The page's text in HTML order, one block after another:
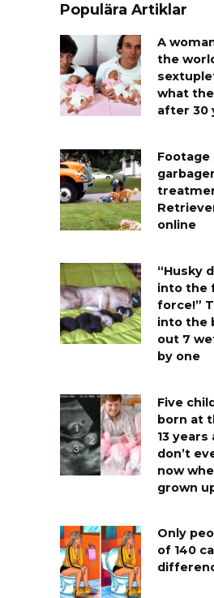
Populära Artiklar
A
the
what
after 30
Footage
online
“Husky
into the
force!”
into the
out 7
by one
Five
born at
13
don’t
now
grown
Only
of 140